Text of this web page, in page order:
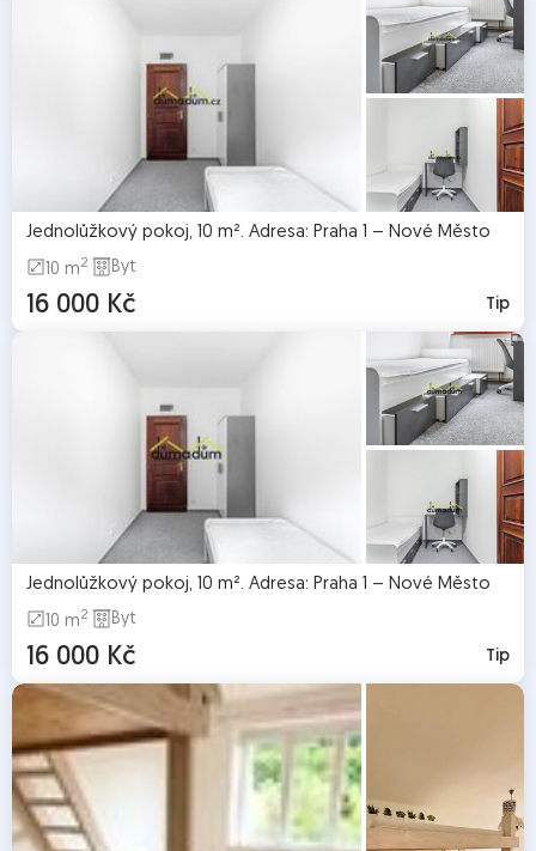
Jednolůžkový pokoj, 10 m². Adresa: Praha 1 – Nové Město
10 m2 Byt
16 000 Kč Tip
Jednolůžkový pokoj, 10 m². Adresa: Praha 1 – Nové Město
10 m2 Byt
16 000 Kč Tip